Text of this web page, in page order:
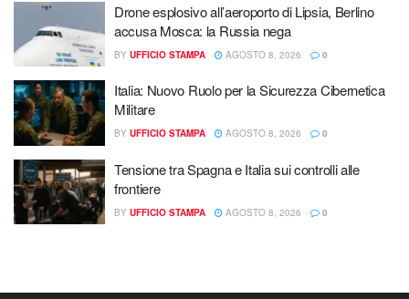
Drone esplosivo all’aeroporto di Lipsia, Berlino
accusa Mosca: la Russia nega
BY UFFICIO STAMPA AGOSTO 8, 2026 0
Italia: Nuovo Ruolo per la Sicurezza Cibernetica
Militare
BY UFFICIO STAMPA AGOSTO 8, 2026 0
Tensione tra Spagna e Italia sui controlli alle
frontiere
BY UFFICIO STAMPA AGOSTO 8, 2026 0